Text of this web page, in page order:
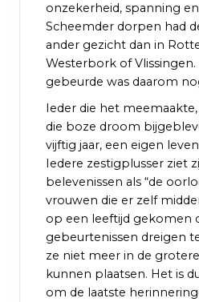
onzekerheid, spanning
Scheemder dorpen had
ander gezicht dan in
Westerbork of
gebeurde was daarom
Ieder die het
die boze droom
vijftig jaar, een eigen
Iedere zestigplusser ziet
belevenissen als “de
vrouwen die er zelf
op een leeftijd gekomen
gebeurtenissen dreigen
ze niet meer in de
kunnen plaatsen. Het is
om de laatste